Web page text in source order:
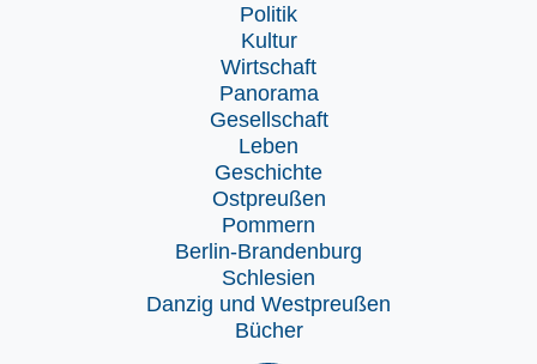
Politik
Kultur
Wirtschaft
Panorama
Gesellschaft
Leben
Geschichte
Ostpreußen
Pommern
Berlin-Brandenburg
Schlesien
Danzig und Westpreußen
Bücher